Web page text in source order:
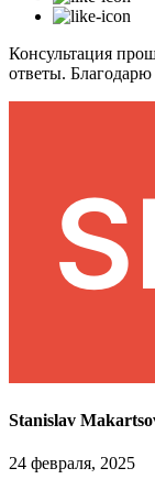
Консультация
ответы. Благодарю
Stanislav
24 февраля, 2025